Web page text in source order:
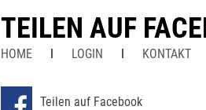
TEILEN AUF
HOME LOGIN KONTAKT
Teilen auf Facebook